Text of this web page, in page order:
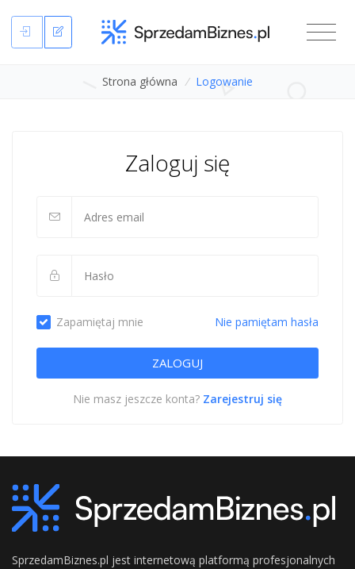
Strona główna / Logowanie
Zaloguj się
Zapamiętaj mnie Nie pamiętam hasła
Nie masz jeszcze konta? Zarejestruj się
SprzedamBiznes.pl jest internetową platformą profesjonalnych